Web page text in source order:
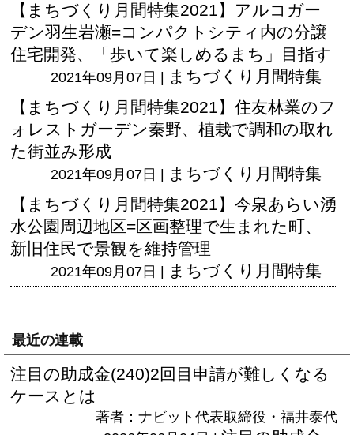
【まちづくり月間特集2021】アルコガー
デン羽生岩瀬=コンパクトシティ内の分譲
住宅開発、「歩いて楽しめるまち」目指す
2021年09月07日 |
まちづくり月間特集
【まちづくり月間特集2021】住友林業のフ
ォレストガーデン秦野、植栽で調和の取れ
た街並み形成
2021年09月07日 |
まちづくり月間特集
【まちづくり月間特集2021】今泉あらい湧
水公園周辺地区=区画整理で生まれた町、
新旧住民で景観を維持管理
2021年09月07日 | まちづくり月間特集
最近の連載
注目の助成金(240)2回目申請が難しくなる
ケースとは
著者：ナビット代表取締役・福井泰代